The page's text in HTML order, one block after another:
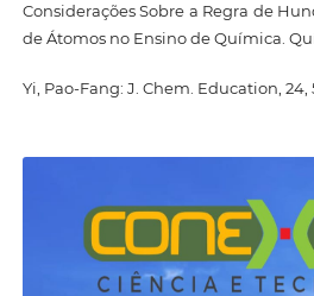
Considerações Sobre a Regra de
de Átomos no Ensino de Química.
Yi, Pao-Fang: J. Chem. Education, 24,